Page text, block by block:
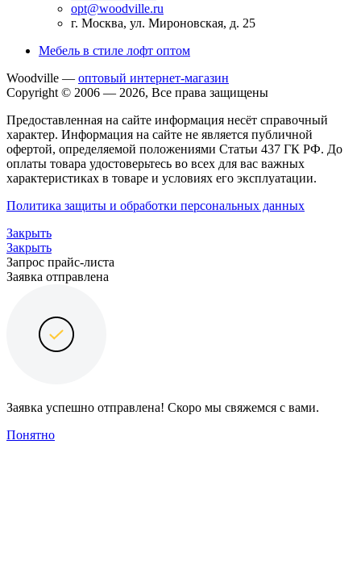
opt@woodville.ru
г. Москва, ул. Мироновская, д. 25
Мебель в стиле лофт оптом
Woodville — оптовый интернет-магазин
Copyright © 2006 — 2026, Все права защищены
Предоставленная на сайте информация несёт справочный
характер. Информация на сайте не является публичной
офертой, определяемой положениями Статьи 437 ГК РФ. До
оплаты товара удостоверьтесь во всех для вас важных
характеристиках в товаре и условиях его эксплуатации.
Политика защиты и обработки персональных данных
Закрыть
Закрыть
Запрос прайс-листа
Заявка отправлена
Заявка успешно отправлена! Скоро мы свяжемся с вами.
Понятно